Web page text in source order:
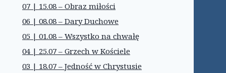
07 | 15.08 – Obraz miłości
06 | 08.08 – Dary Duchowe
05 | 01.08 – Wszystko na chwałę
04 | 25.07 – Grzech w Kościele
03 | 18.07 – Jedność w Chrystusie